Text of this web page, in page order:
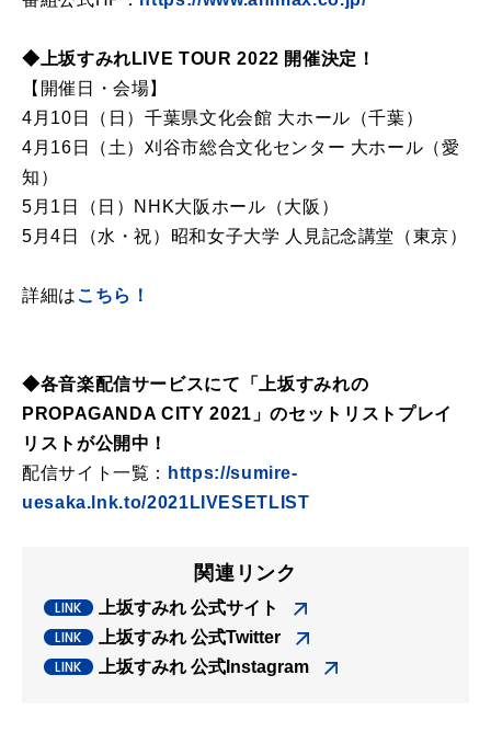
◆上坂すみれLIVE TOUR 2022 開催決定！
【開催日・会場】
4月10日（日）千葉県文化会館 大ホール（千葉）
4月16日（土）刈谷市総合文化センター 大ホール（愛
知）
5月1日（日）NHK大阪ホール（大阪）
5月4日（水・祝）昭和女子大学 人見記念講堂（東京）
詳細はこちら！
◆各音楽配信サービスにて「上坂すみれの
PROPAGANDA CITY 2021」のセットリストプレイ
リストが公開中！
配信サイト一覧：
https://sumire-
uesaka.lnk.to/2021LIVESETLIST
関連リンク
上坂すみれ 公式サイト
上坂すみれ 公式Twitter
上坂すみれ 公式Instagram